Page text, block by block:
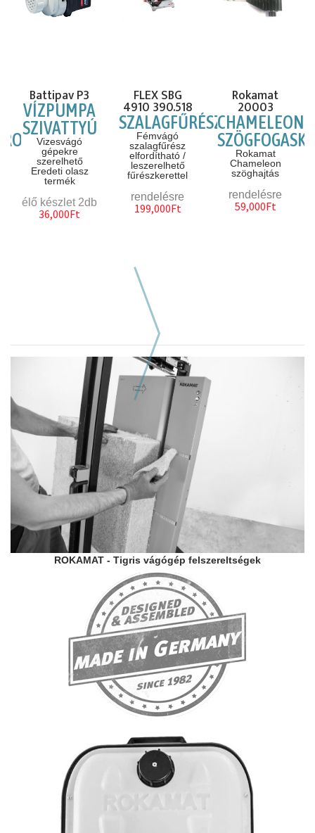
Battipav P3
VÍZPUMPA
SZIVATTYÚ
Vizesvágó
gépekre
szerelhető
Eredeti olasz
termék
élő készlet 2db
36,000Ft
FLEX SBG
4910 390.518
SZALAGFŰRÉSZ
Fémvágó
szalagfűrész
elfordítható /
leszerelhető
fűrészkerettel
rendelésre
199,000Ft
Rokamat
20003
CHAMELEON
Rokamat
Chameleon
szöghajtás
rendelésre
59,000Ft
Következő hasonló
ROKAMAT - Tigris vágógép felszereltségek